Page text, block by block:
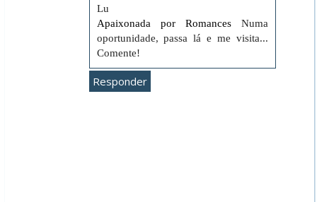
Lu
Apaixonada por RomancesNuma
oportunidade, passa lá e me visita...
Comente!
Responder